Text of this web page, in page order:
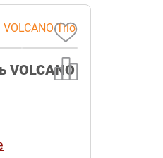
VOLCANO